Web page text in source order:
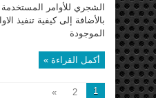
الشجري للأوامر المستخدمة
بالأضافة إلى كيفية تنفيذ
الموجودة
أكمل القراءة »
1
2
»